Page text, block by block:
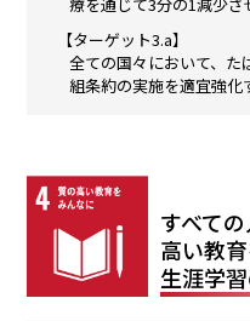
【ターゲット3.a】
全ての国々において、
組条約の実施を適宜強化
すべて
高い教育
生涯学